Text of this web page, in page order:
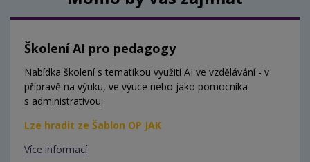
Školení AI pro pedagogy
Nabídka školení s tematikou využití AI ve vzdělávání - v
přípravě na výuku, ve výuce nebo jako pomocníka
s administrativou.
Lze hradit ze Šablon OP JAK
Více informací